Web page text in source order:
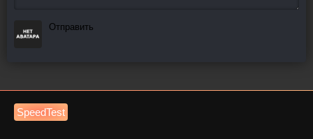
Отправить
SpeedTest